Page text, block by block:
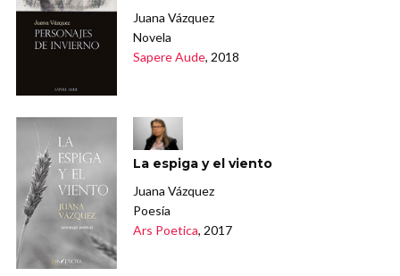
Juana Vázquez
Novela
Sapere Aude, 2018
La espiga y el viento
Juana Vázquez
Poesía
Ars Poetica, 2017